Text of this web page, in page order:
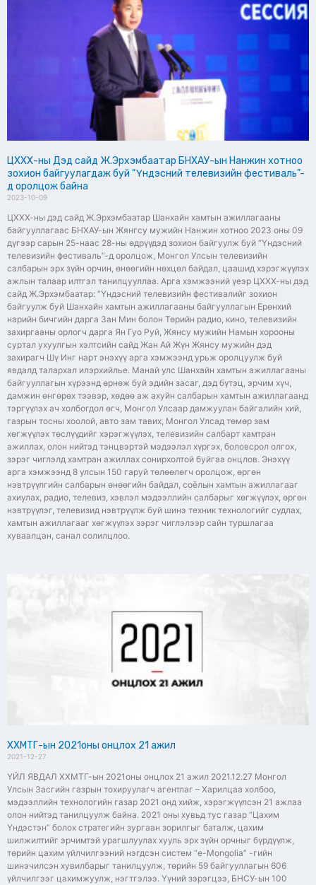
ЦХХХ-ны Дэд сайд Ж.Эрхэмбаатар БНХАУ-ын Нанжин хотноо
зохион байгуулагдаж буй “Үндэсний телевизийн фестиваль”-
д оролцож байна
2023-10-09
ЦХХХ-ны дэд сайд Ж.Эрхэмбаатар Шанхайн хамтын ажиллагааны
байгууллагаас БНХАУ-ын Жянгсу мужийн Нанжин хотноо 2023 оны 09
дүгээр сарын 25-наас 28-ны өдрүүдэд зохион байгуулж буй “Үндэсний
телевизийн фестиваль”-д оролцож, Монгол Улсын телевизийн
салбарын эрх зүйн орчин, өнөөгийн нөхцөл байдал, цаашид хэрэгжүүлэх
ажлын талаар илтгэл танилцууллаа. Арга хэмжээний үеэр ЦХХХ-ны дэд
сайд Ж.Эрхэмбаатар: “Үндэсний телевизийн фестивалийг зохион
байгуулж буй Шанхайн хамтын ажиллагааны байгууллагын Ерөнхий
нарийн бичгийн дарга Зан Мин болон Төрийн радио, кино, телевизийн
захиргааны орлогч дарга Ян Гуо Руй, Жянсу мужийн Намын хорооны
суртал ухуулгын хэлтсийн сайд Жан Ай Жүн Жянсу мужийн дэд
захирагч Шү Инг нарт энэхүү арга хэмжээнд урьж оролцуулж буй
явдалд талархал илэрхийлье. Манай улс Шанхайн хамтын ажиллагааны
байгууллагын хүрээнд өрнөж буй эдийн засаг, дэд бүтэц, эрчим хүч,
дамжин өнгөрөх тээвэр, хөдөө аж ахуйн салбарын хамтын ажиллагаанд
тэргүүлэх ач холбогдол өгч, Монгол Улсаар дамжуулан байгалийн хий,
газрын тосны хоолой, авто зам тавих, Монгол Улсад төмөр зам
хөгжүүлэх төслүүдийг хэрэгжүүлэх, телевизийн салбарт хамтран
ажиллах, олон нийтэд тэнцвэртэй мэдээлэл хүргэх, боловсрол олгох,
зэрэг чиглэлд хамтран ажиллах сонирхолтой буйгаа онцлов. Энэхүү
арга хэмжээнд 8 улсын 150 гаруй төлөөлөгч оролцож, өргөн
нэвтрүүлгийн салбарын өнөөгийн байдал, соёлын хамтын ажиллагааг
ахиулах, радио, телевиз, хэвлэл мэдээллийн салбарыг хөгжүүлэх, өргөн
нэвтрүүлэг, телевизид нэвтрүүлж буй шинэ техник технологийг судлах,
хамтын ажиллагааг хөгжүүлэх зэрэг чиглэлээр сайн туршлагаа
хуваалцан, санал солилцлоо.
ХХМТГ-ын 2021оны онцлох 21 ажил
2021-12-27
ҮЙЛ ЯВДАЛ ХХМТГ-ын 2021оны онцлох 21 ажил 2021.12.27 Монгол
Улсын Засгийн газрын тохируулагч агентлаг – Харилцаа холбоо,
мэдээллийн технологийн газар 2021 онд хийж, хэрэгжүүлсэн 21 ажлаа
олон нийтэд танилцуулж байна. 2021 оны хувьд тус газар “Цахим
Үндэстэн” болох стратегийн зургаан зорилгыг баталж, цахим
шилжилтийг эрчимтэй урагшлуулах хууль эрх зүйн орчныг бүрдүүлж,
төрийн цахим үйлчилгээний нэгдсэн систем “e-Mongolia” -гийн
шинэчилсэн хувилбарыг танилцуулж, төрийн 59 байгууллагын 606
үйлчилгээг цахимжуулж, нэгтгэлээ. Үүний зэрэгцээ, БНСУ-ын 100